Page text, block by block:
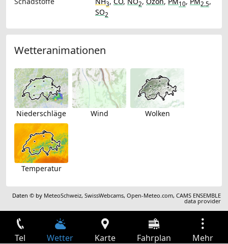
3 2 10 2.5
SO2
Wetteranimationen
Niederschläge Wind Wolken
Temperatur
Daten © by MeteoSchweiz,SwissWebcams,Open-Meteo.com,CAMS ENSEMBLE
data provider
Tel Wetter Karte Fahrplan Mehr